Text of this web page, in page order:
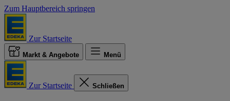
Zum Hauptbereich springen
Zur Startseite
Markt & Angebote Menü
Zur Startseite Schließen